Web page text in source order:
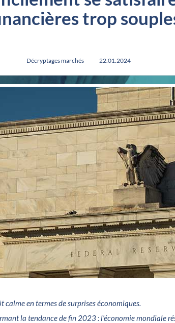
trop
Décryptages marchés 22.01.2024
calme en termes de surprises économiques.
la tendance de fin 2023 : l’économie mondiale